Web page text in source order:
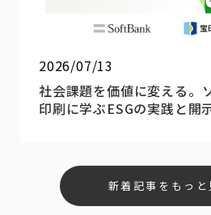
2026/07/13
社会課題を価値に変える。
印刷に学ぶESGの実践と開
新着記事をもっと